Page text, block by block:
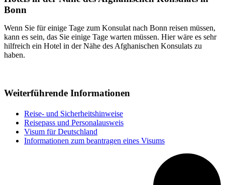
Bonn
Wenn Sie für einige Tage zum Konsulat nach Bonn reisen müssen,
kann es sein, das Sie einige Tage warten müssen. Hier wäre es sehr
hilfreich ein Hotel in der Nähe des Afghanischen Konsulats zu
haben.
Weiterführende Informationen
Reise- und Sicherheitshinweise
Reisepass und Personalausweis
Visum für Deutschland
Informationen zum beantragen eines Visums